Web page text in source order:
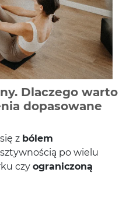
Dlaczego warto
dopasowane
z bólem
po wielu
czy ogranic­zoną